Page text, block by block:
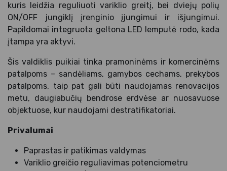
kuris leidžia reguliuoti variklio greitį, bei dviejų polių
ON/OFF jungiklį įrenginio įjungimui ir išjungimui.
Papildomai integruota geltona LED lemputė rodo, kada
įtampa yra aktyvi.
Šis valdiklis puikiai tinka pramoninėms ir komercinėms
patalpoms – sandėliams, gamybos cechams, prekybos
patalpoms, taip pat gali būti naudojamas renovacijos
metu, daugiabučių bendrose erdvėse ar nuosavuose
objektuose, kur naudojami destratifikatoriai.
Privalumai
Paprastas ir patikimas valdymas
Variklio greičio reguliavimas potenciometru